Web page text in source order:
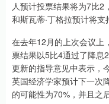
人预计投票结果将为7比2
和斯瓦蒂·丁格拉预计将支
在去年12月的上次会议上
票结果以5比4通过了降息
更新的指导意见中表示，
英国经济学家预计下一次
的可能性为70%，并且之